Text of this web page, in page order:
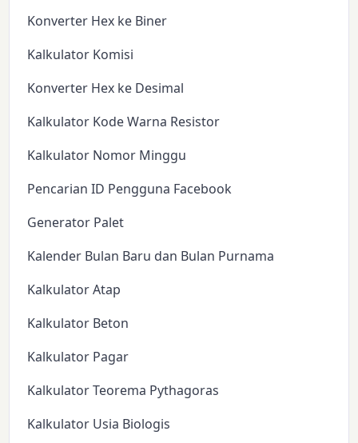
Konverter Hex ke Biner
Kalkulator Komisi
Konverter Hex ke Desimal
Kalkulator Kode Warna Resistor
Kalkulator Nomor Minggu
Pencarian ID Pengguna Facebook
Generator Palet
Kalender Bulan Baru dan Bulan Purnama
Kalkulator Atap
Kalkulator Beton
Kalkulator Pagar
Kalkulator Teorema Pythagoras
Kalkulator Usia Biologis